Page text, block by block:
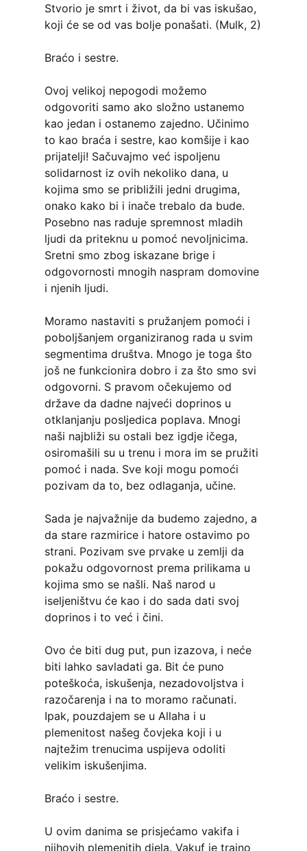
Stvorio je smrt i život, da bi vas iskušao,
koji će se od vas bolje ponašati. (Mulk, 2)
Braćo i sestre.
Ovoj velikoj nepogodi možemo
odgovoriti samo ako složno ustanemo
kao jedan i ostanemo zajedno. Učinimo
to kao braća i sestre, kao komšije i kao
prijatelji! Sačuvajmo već ispoljenu
solidarnost iz ovih nekoliko dana, u
kojima smo se približili jedni drugima,
onako kako bi i inače trebalo da bude.
Posebno nas raduje spremnost mladih
ljudi da priteknu u pomoć nevoljnicima.
Sretni smo zbog iskazane brige i
odgovornosti mnogih naspram domovine
i njenih ljudi.
Moramo nastaviti s pružanjem pomoći i
poboljšanjem organiziranog rada u svim
segmentima društva. Mnogo je toga što
još ne funkcionira dobro i za što smo svi
odgovorni. S pravom očekujemo od
države da dadne najveći doprinos u
otklanjanju posljedica poplava. Mnogi
naši najbliži su ostali bez igdje ičega,
osiromašili su u trenu i mora im se pružiti
pomoć i nada. Sve koji mogu pomoći
pozivam da to, bez odlaganja, učine.
Sada je najvažnije da budemo zajedno, a
da stare razmirice i hatore ostavimo po
strani. Pozivam sve prvake u zemlji da
pokažu odgovornost prema prilikama u
kojima smo se našli. Naš narod u
iseljeništvu će kao i do sada dati svoj
doprinos i to već i čini.
Ovo će biti dug put, pun izazova, i neće
biti lahko savladati ga. Bit će puno
poteškoća, iskušenja, nezadovoljstva i
razočarenja i na to moramo računati.
Ipak, pouzdajem se u Allaha i u
plemenitost našeg čovjeka koji i u
najtežim trenucima uspijeva odoliti
velikim iskušenjima.
Braćo i sestre.
U ovim danima se prisjećamo vakifa i
njihovih plemenitih djela. Vakuf je trajno